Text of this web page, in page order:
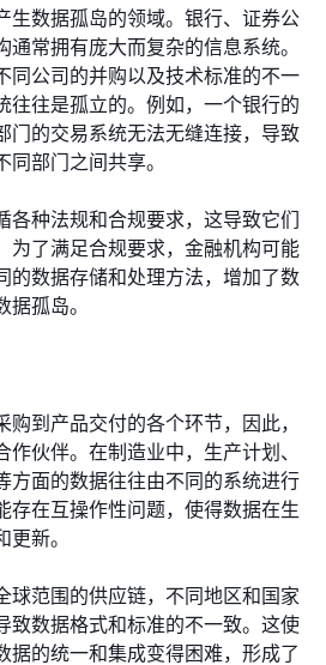
生数据孤岛的领域。银行、证券公
常拥有庞大而复杂的信息系统。
同公司的并购以及技术标准的不一
往往是孤立的。例如，一个银行的
门的交易系统无法无缝连接，导致
部门之间共享。
各种法规和合规要求，这导致它们
为了满足合规要求，金融机构可能
的数据存储和处理方法，增加了数
孤岛。
到产品交付的各个环节，因此，
伙伴。在制造业中，生产计划、
方面的数据往往由不同的系统进行
存在互操作性问题，使得数据在生
新。
球范围的供应链，不同地区和国家
致数据格式和标准的不一致。这使
据的统一和集成变得困难，形成了